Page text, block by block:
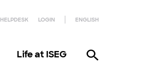
HELPDESK LOGIN ENGLISH
Life at ISEG